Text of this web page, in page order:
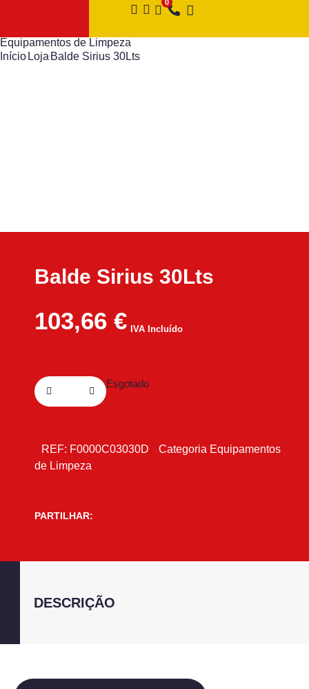
Equipamentos de Limpeza
Início Loja Balde Sirius 30Lts
Balde Sirius 30Lts
103,66 € IVA Incluído
Esgotado
REF: F0000C03030D Categoria Equipamentos
de Limpeza
PARTILHAR:
DESCRIÇÃO